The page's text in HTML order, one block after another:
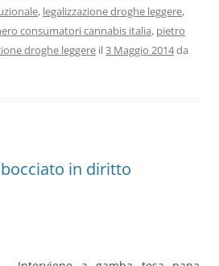
, legalizzazione droghe leggere,
consumatori cannabis italia, pietro
droghe leggere il3 Maggio 2014da
in diritto